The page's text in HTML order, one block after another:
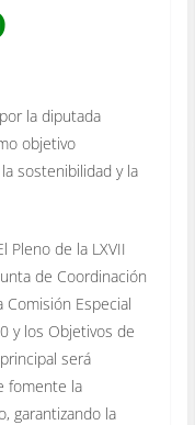
la diputada
objetivo
sostenibilidad y la
Pleno de la LXVII
de Coordinación
Comisión Especial
y los Objetivos de
será
fomente la
garantizando la